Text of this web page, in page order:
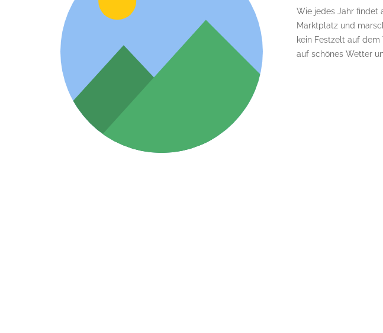
Wie jedes Jahr findet
Marktplatz und
kein Festzelt auf
auf schönes Wetter